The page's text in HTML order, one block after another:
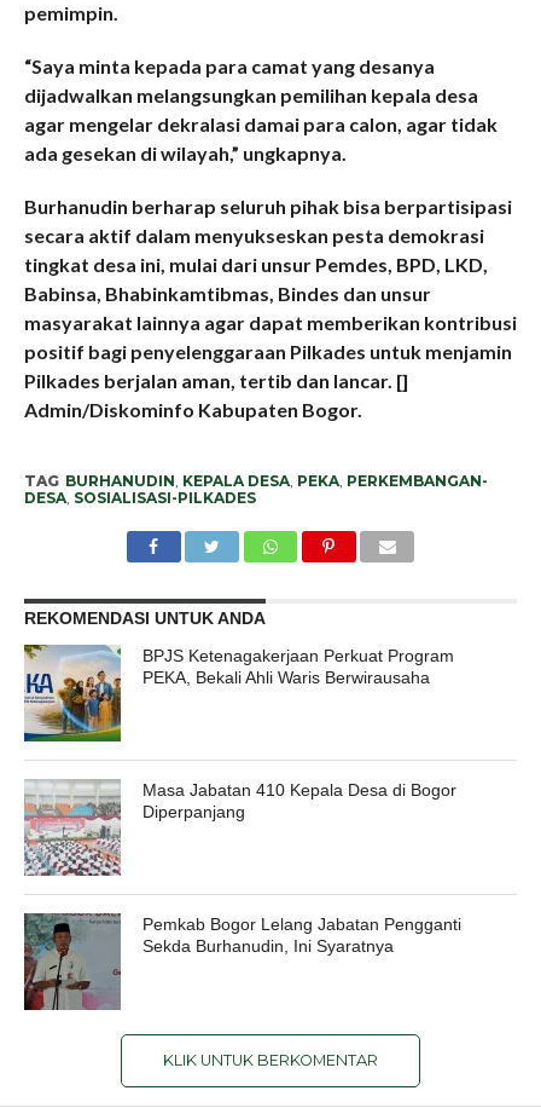
pemimpin.
“Saya minta kepada para camat yang desanya
dijadwalkan melangsungkan pemilihan kepala desa
agar mengelar dekralasi damai para calon, agar tidak
ada gesekan di wilayah,” ungkapnya.
Burhanudin berharap seluruh pihak bisa berpartisipasi
secara aktif dalam menyukseskan pesta demokrasi
tingkat desa ini, mulai dari unsur Pemdes, BPD, LKD,
Babinsa, Bhabinkamtibmas, Bindes dan unsur
masyarakat lainnya agar dapat memberikan kontribusi
positif bagi penyelenggaraan Pilkades untuk menjamin
Pilkades berjalan aman, tertib dan lancar. []
Admin/Diskominfo Kabupaten Bogor.
TAG BURHANUDIN, KEPALA DESA, PEKA, PERKEMBANGAN-
DESA, SOSIALISASI-PILKADES
REKOMENDASI UNTUK ANDA
BPJS Ketenagakerjaan Perkuat Program
PEKA, Bekali Ahli Waris Berwirausaha
Masa Jabatan 410 Kepala Desa di Bogor
Diperpanjang
Pemkab Bogor Lelang Jabatan Pengganti
Sekda Burhanudin, Ini Syaratnya
KLIK UNTUK BERKOMENTAR